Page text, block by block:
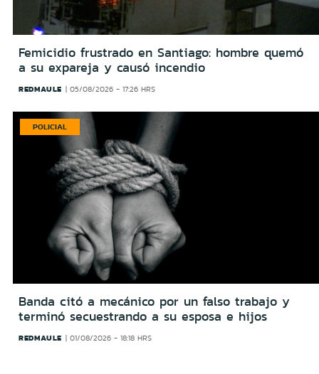
Femicidio frustrado en Santiago: hombre quemó
a su expareja y causó incendio
REDMAULE 05/08/2026 - 17:26 HRS
POLICIAL
Banda citó a mecánico por un falso trabajo y
terminó secuestrando a su esposa e hijos
REDMAULE 01/08/2026 - 18:18 HRS